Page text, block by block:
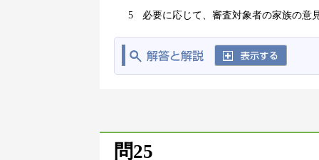
5 必要に応じて、審査対象者の家族の意
問25